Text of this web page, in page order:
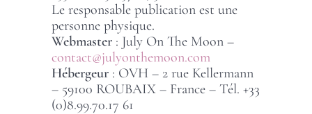
Le responsable publication est une
personne physique.
Webmaster : July On The Moon –
contact@julyonthemoon.com
Hébergeur : OVH – 2 rue Kellermann
– 59100 ROUBAIX – France – Tél. +33
(0)8.99.70.17 61